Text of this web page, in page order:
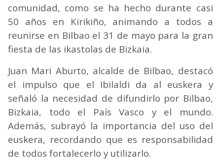
comunidad, como se ha hecho durante casi
50 años en Kirikiño, animando a todos a
reunirse en Bilbao el 31 de mayo para la gran
fiesta de las ikastolas de Bizkaia.
Juan Mari Aburto, alcalde de Bilbao, destacó
el impulso que el Ibilaldi da al euskera y
señaló la necesidad de difundirlo por Bilbao,
Bizkaia, todo el País Vasco y el mundo.
Además, subrayó la importancia del uso del
euskera, recordando que es responsabilidad
de todos fortalecerlo y utilizarlo.